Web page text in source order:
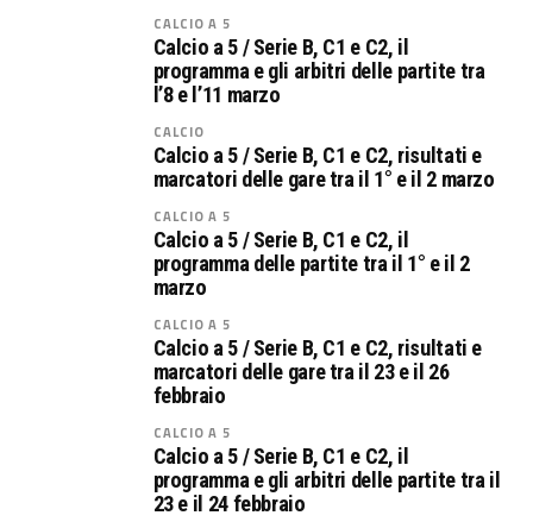
CALCIO A 5
Calcio a 5 / Serie B, C1 e C2, il
programma e gli arbitri delle partite tra
l’8 e l’11 marzo
CALCIO
Calcio a 5 / Serie B, C1 e C2, risultati e
marcatori delle gare tra il 1° e il 2 marzo
CALCIO A 5
Calcio a 5 / Serie B, C1 e C2, il
programma delle partite tra il 1° e il 2
marzo
CALCIO A 5
Calcio a 5 / Serie B, C1 e C2, risultati e
marcatori delle gare tra il 23 e il 26
febbraio
CALCIO A 5
Calcio a 5 / Serie B, C1 e C2, il
programma e gli arbitri delle partite tra il
23 e il 24 febbraio